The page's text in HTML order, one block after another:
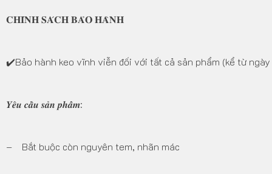
𝐂𝐇𝐈́𝐍𝐇 𝐒𝐀́𝐂𝐇 𝐁𝐀̉𝐎 𝐇𝐀̀𝐍𝐇
✔️Bảo hành keo vĩnh viễn đối với tất cả sản phẩm (kể từ ngày
𝒀𝒆̂𝒖 𝒄𝒂̂̀𝒖 𝒔𝒂̉𝒏 𝒑𝒉𝒂̂̉𝒎:
– Bắt buộc còn nguyên tem, nhãn mác